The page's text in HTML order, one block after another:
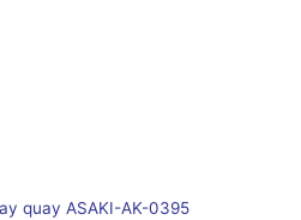
quay ASAKI-AK-0395